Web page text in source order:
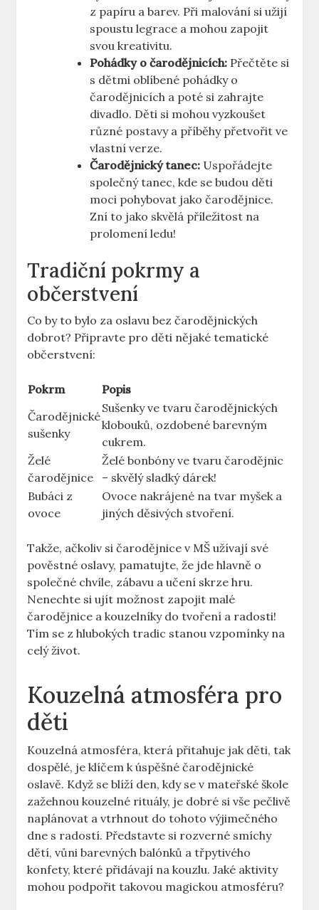
z papíru a barev. Při malování si užijí
spoustu legrace a mohou zapojit
svou kreativitu.
Pohádky o ⁢čarodějnicích: Přečtěte si
s​ dětmi oblíbené ⁤pohádky o
čarodějnicích a ‌poté si​ zahrajte ​
divadlo. Děti si mohou vyzkoušet
různé postavy a příběhy přetvořit ‍ve
⁤vlastní verze.
Čarodějnický tanec: Uspořádejte
společný tanec, kde se budou děti
‍moci pohybovat jako čarodějnice.
Zní to jako skvělá příležitost na
prolomení ledu!
Tradiční pokrmy a
občerstvení
Co by to bylo za oslavu bez čarodějnických
dobrot? Připravte pro děti nějaké tematické
občerstvení:
Pokrm
Popis
Čarodějnické⁤
sušenky
Sušenky ve tvaru čarodějnických
klobouků, ozdobené barevným
cukrem.
Želé
čarodějnice
Želé bonbóny ve tvaru čarodějnic
– skvělý sladký dárek!
Bubáci z
ovoce
Ovoce nakrájené na⁢ tvar myšek a
jiných ⁢děsivých ‍stvoření.
Takže, ačkoliv si čarodějnice v MŠ užívají své
pověstné oslavy, pamatujte, že jde hlavně o
společné chvíle, zábavu a ‍učení skrze hru.
Nenechte si ujít možnost zapojit malé‌
čarodějnice a kouzelníky do tvoření a radosti!
Tím se z hlubokých tradic stanou vzpomínky na
celý život.
Kouzelná atmosféra pro
děti
Kouzelná atmosféra, která přitahuje jak děti, tak
dospělé, je klíčem k úspěšné čarodějnické
oslavě. Když se blíží den,‌ kdy se v mateřské škole
zažehnou kouzelné rituály, je dobré si vše⁢ pečlivě
naplánovat a vtrhnout do tohoto výjimečného
dne s radostí. Představte si rozverné smíchy
dětí, vůni barevných balónků a třpytivého
konfety,⁣ které přidávají na kouzlu. Jaké aktivity
mohou podpořit takovou magickou atmosféru?